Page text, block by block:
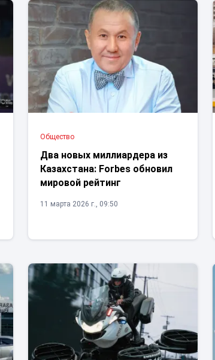
Общество
Два новых миллиардера из
Казахстана: Forbes обновил
мировой рейтинг
11 марта 2026 г., 09:50